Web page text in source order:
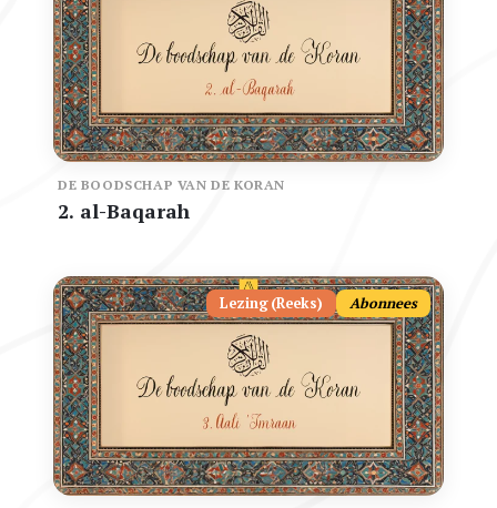
DE BOODSCHAP VAN DE KORAN
2. al-Baqarah
Lezing (Reeks) Abonnees